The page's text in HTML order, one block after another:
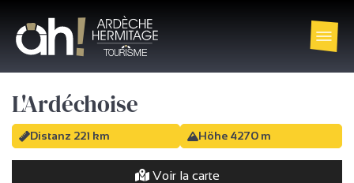
L'Ardéchoise
Distanz 221 km Höhe 4270 m
Voir la carte